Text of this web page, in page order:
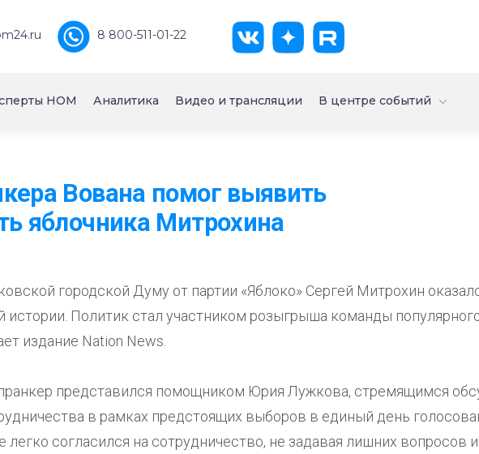
8 800-511-01-22
НОМ Аналитика Видео и трансляции В центре событий
Вована помог выявить
яблочника Митрохина
городской Думу от партии «Яблоко» Сергей Митрохин
истории. Политик стал участником розыгрыша команды
издание Nation News.
представился помощником Юрия Лужкова, стремящимся
в рамках предстоящих выборов в единый день
легко согласился на сотрудничество, не задавая лишних вопросов